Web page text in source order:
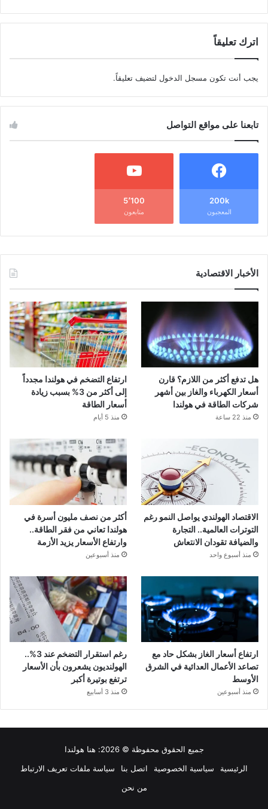
اترك تعليقاً
يجب أنت تكون مسجل الدخول لتضيف تعليقاً.
تابعنا على مواقع التواصل
200k
المعجبون
5٬100
متابعون
الأخبار الاقتصادية
هل تدفع أكثر من اللازم؟ قارن
أسعار الكهرباء والغاز بين أشهر
شركات الطاقة في هولندا
منذ 22 ساعة
ارتفاع التضخم في هولندا مجدداً
إلى أكثر من 3% بسبب زيادة
أسعار الطاقة
منذ 5 أيام
الاقتصاد الهولندي يواصل النمو رغم
التوترات العالمية.. التجارة
والضيافة تقودان الانتعاش
منذ أسبوع واحد
أكثر من نصف مليون أسرة في
هولندا تعاني من فقر الطاقة..
وارتفاع الأسعار يزيد الأزمة
منذ أسبوعين
ارتفاع أسعار الغاز بشكل حاد مع
تصاعد الأعمال العدائية في الشرق
الأوسط
منذ أسبوعين
رغم استقرار التضخم عند 3%..
الهولنديون يشعرون بأن الأسعار
ترتفع بوتيرة أكبر
منذ 3 أسابيع
جميع الحقوق محفوظة © 2026:
هنا هولندا
الرئيسية
سياسية الخصوصية اتصل بنا
سياسة ملفات تعريف الارتباط
من نحن